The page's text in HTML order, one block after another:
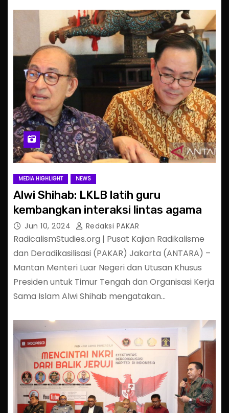
MEDIA HIGHLIGHT NEWS
Alwi Shihab: LKLB latih guru
kembangkan interaksi lintas agama
Jun 10, 2024 Redaksi PAKAR
RadicalismStudies.org | Pusat Kajian Radikalisme
dan Deradikasilisasi (PAKAR) Jakarta (ANTARA) –
Mantan Menteri Luar Negeri dan Utusan Khusus
Presiden untuk Timur Tengah dan Organisasi Kerja
Sama Islam Alwi Shihab mengatakan…